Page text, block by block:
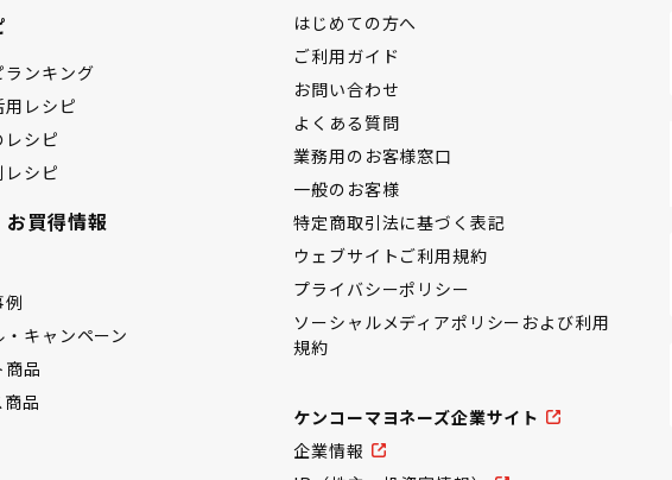
ランキング
用レシピ
レシピ
レシピ
お買得情報
例
・キャンペーン
商品
品
はじめての方へ
ご利用ガイド
お問い合わせ
よくある質問
業務用のお客様窓口
一般のお客様
特定商取引法に基づく表記
ウェブサイトご利用規約
プライバシーポリシー
ソーシャルメディアポリシーおよび利用
規約
ケンコーマヨネーズ企業サイト
企業情報